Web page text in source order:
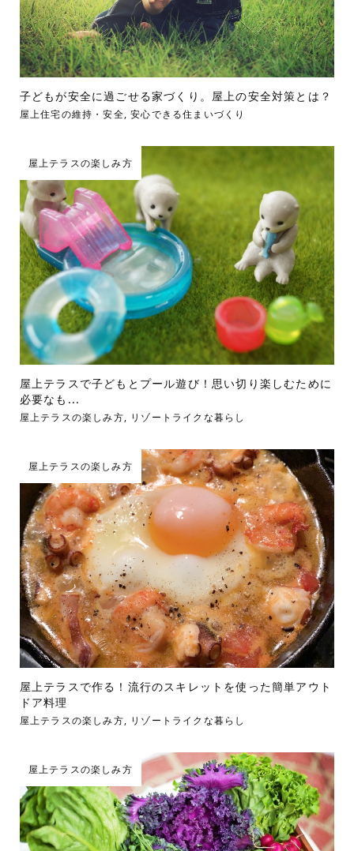
子どもが安全に過ごせる家づくり。屋上の安全対策とは？
屋上住宅の維持・安全,安心できる住まいづくり
屋上テラスの楽しみ方
屋上テラスで子どもとプール遊び！思い切り楽しむために
必要なも...
屋上テラスの楽しみ方, リゾートライクな暮らし
屋上テラスの楽しみ方
屋上テラスで作る！流行のスキレットを使った簡単アウト
ドア料理
屋上テラスの楽しみ方, リゾートライクな暮らし
屋上テラスの楽しみ方